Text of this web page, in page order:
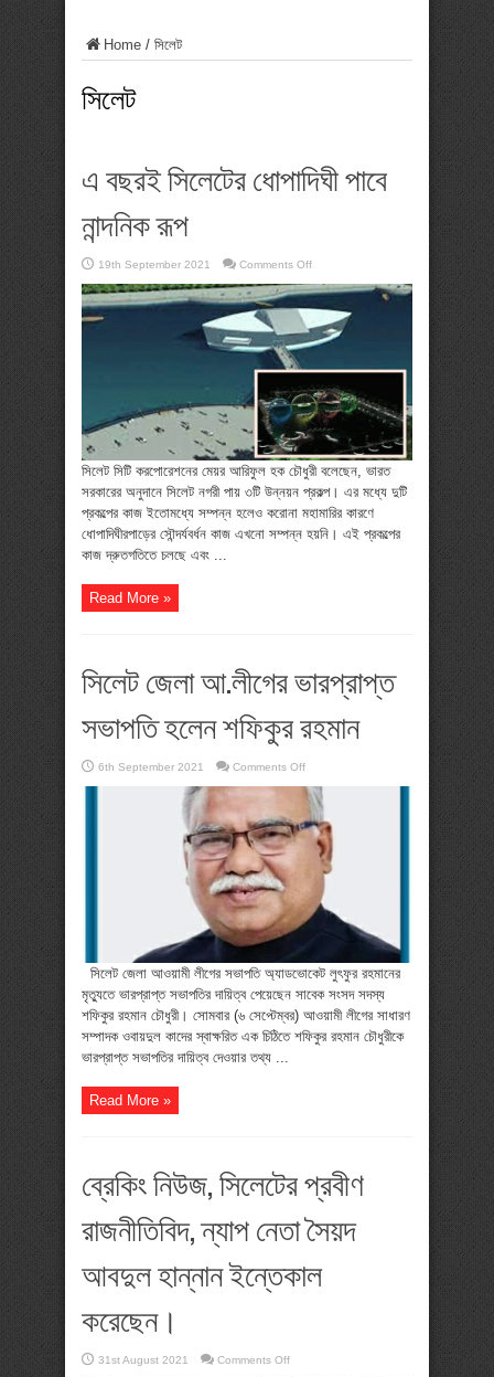
Home / সিলেট
সিলেট
এ বছরই সিলেটের ধোপাদিঘী পাবে
নান্দনিক রূপ
19th September 2021 Comments Offon
বছরই
ধোপাদিঘী
পাবে
নান্দনিক
সিলেট সিটি করপোরেশনের মেয়র আরিফুল হক চৌধুরী বলেছেন, ভারত
সরকারের অনুদানে সিলেট নগরী পায় ৩টি উন্নয়ন প্রকল্প। এর মধ্যে দুটি
প্রকল্পের কাজ ইতোমধ্যে সম্পন্ন হলেও করোনা মহামারির কারণে
ধোপাদিঘীরপাড়ের সৌন্দর্যবর্ধন কাজ এখনো সম্পন্ন হয়নি। এই প্রকল্পের
কাজ দ্রুতগতিতে চলছে এবং ...
Read More »
সিলেট জেলা আ.লীগের ভারপ্রাপ্ত
সভাপতি হলেন শফিকুর রহমান
6th September 2021 Comments Offon
জেলা
আ.লীগের
ভারপ্রাপ্ত
সভাপতি
হলেন
শফিকুর
রহমান
সিলেট জেলা আওয়ামী লীগের সভাপতি অ্যাডভোকেট লুৎফুর রহমানের
মৃত্যুতে ভারপ্রাপ্ত সভাপতির দায়িত্ব পেয়েছেন সাবেক সংসদ সদস্য
শফিকুর রহমান চৌধুরী। সোমবার (৬ সেপ্টেম্বর) আওয়ামী লীগের সাধারণ
সম্পাদক ওবায়দুল কাদের স্বাক্ষরিত এক চিঠিতে শফিকুর রহমান চৌধুরীকে
ভারপ্রাপ্ত সভাপতির দায়িত্ব দেওয়ার তথ্য ...
Read More »
ব্রেকিং নিউজ, সিলেটের প্রবীণ
রাজনীতিবিদ, ন্যাপ নেতা সৈয়দ
আবদুল হান্নান ইন্তেকাল
করেছেন।
31st August 2021 Comments Offon